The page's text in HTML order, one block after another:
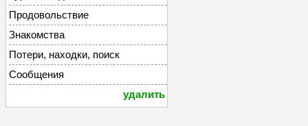
Продовольствие
Знакомства
Потери, находки, поиск
Сообщения
удалить